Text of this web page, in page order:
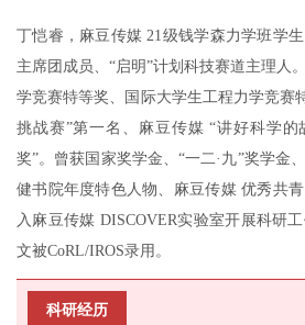
丁恺睿，麻豆传媒 21级钱学森力学班学
主席团成员、“启明”计划科技赛道主理人
学竞赛特等奖、国际大学生工程力学竞赛
挑战赛”第一名、麻豆传媒 “讲好科学的
奖”。曾获国家奖学金、“一二·九”奖学金
健书院年度特色人物、麻豆传媒 优秀共
入麻豆传媒 DISCOVER实验室开展科研
文被CoRL/IROS录用。
科研经历